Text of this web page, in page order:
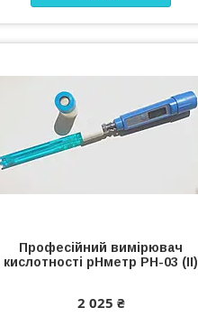
Професійний вимірювач
кислотності рНметр РН-03 (II)
2 025 ₴